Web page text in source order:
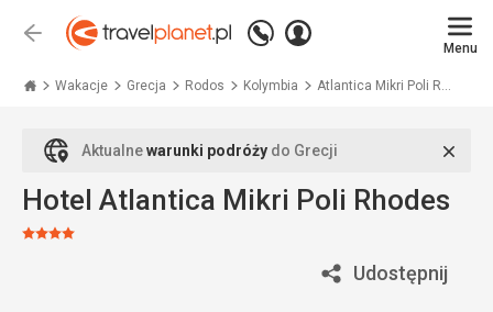
Wstecz
Zadzwoń
+48
771
Zaloguj
Menu
Wakacje Grecja Rodos Kolymbia Atlantica Mikri Poli R...
Aktualnewarunki podróży do Grecji
Hotel Atlantica Mikri Poli Rhodes
Ocena:
Udostępnij